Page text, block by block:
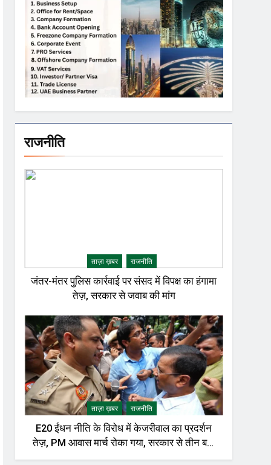
राजनीति
ताज़ा ख़बर राजनीति
जंतर-मंतर पुलिस कार्रवाई पर संसद में विपक्ष का हंगामा
तेज़, सरकार से जवाब की मांग
ताज़ा ख़बर राजनीति
E20 ईंधन नीति के विरोध में केजरीवाल का प्रदर्शन
तेज़, PM आवास मार्च रोका गया, सरकार से तीन बड़ी
मांगें